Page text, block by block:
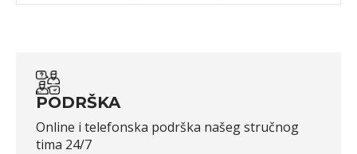
PODRŠKA
Online i telefonska podrška našeg stručnog
tima 24/7